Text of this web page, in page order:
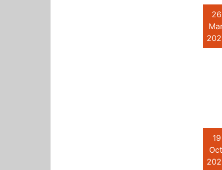
26
19